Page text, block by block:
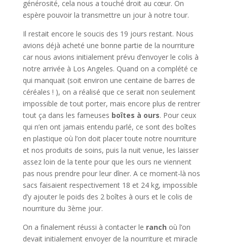
générosité, cela nous a touché droit au cœur. On
espère pouvoir la transmettre un jour à notre tour.
Il restait encore le soucis des 19 jours restant. Nous
avions déjà acheté une bonne partie de la nourriture
car nous avions initialement prévu d’envoyer le colis à
notre arrivée à Los Angeles. Quand on a complété ce
qui manquait (soit environ une centaine de barres de
céréales ! ), on a réalisé que ce serait non seulement
impossible de tout porter, mais encore plus de rentrer
tout ça dans les fameuses boîtes à ours. Pour ceux
qui n’en ont jamais entendu parlé, ce sont des boîtes
en plastique où l’on doit placer toute notre nourriture
et nos produits de soins, puis la nuit venue, les laisser
assez loin de la tente pour que les ours ne viennent
pas nous prendre pour leur dîner. A ce moment-là nos
sacs faisaient respectivement 18 et 24 kg, impossible
d’y ajouter le poids des 2 boîtes à ours et le colis de
nourriture du 3ème jour.
On a finalement réussi à contacter le ranch où l’on
devait initialement envoyer de la nourriture et miracle